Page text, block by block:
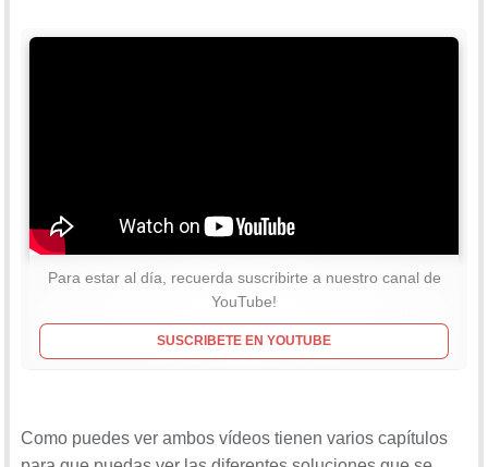
Para estar al día, recuerda suscribirte a nuestro canal de
YouTube!
SUSCRIBETE EN YOUTUBE
Como puedes ver ambos vídeos tienen varios capítulos